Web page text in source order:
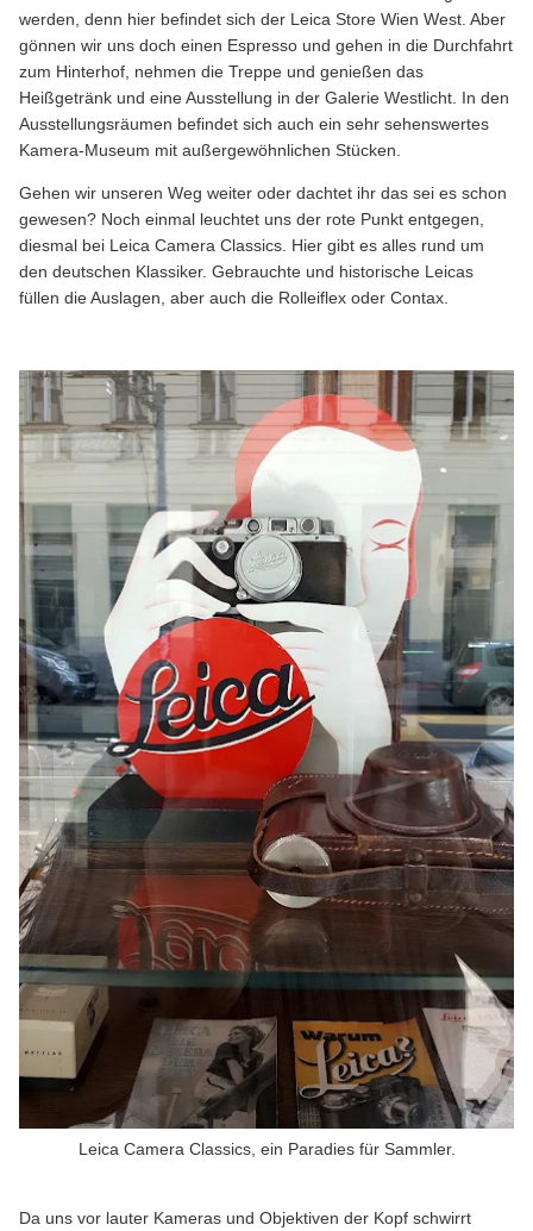
werden, denn hier befindet sich der Leica Store Wien West. Aber
gönnen wir uns doch einen Espresso und gehen in die Durchfahrt
zum Hinterhof, nehmen die Treppe und genießen das
Heißgetränk und eine Ausstellung in der Galerie Westlicht. In den
Ausstellungsräumen befindet sich auch ein sehr sehenswertes
Kamera-Museum mit außergewöhnlichen Stücken.
Gehen wir unseren Weg weiter oder dachtet ihr das sei es schon
gewesen? Noch einmal leuchtet uns der rote Punkt entgegen,
diesmal bei Leica Camera Classics. Hier gibt es alles rund um
den deutschen Klassiker. Gebrauchte und historische Leicas
füllen die Auslagen, aber auch die Rolleiflex oder Contax.
Leica Camera Classics, ein Paradies für Sammler.
Da uns vor lauter Kameras und Objektiven der Kopf schwirrt